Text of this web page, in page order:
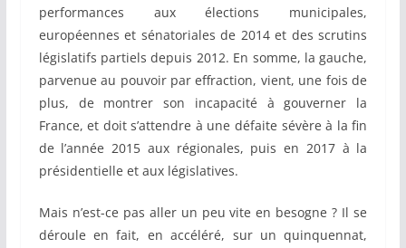
performances aux élections municipales,
européennes et sénatoriales de 2014 et des scrutins
législatifs partiels depuis 2012. En somme, la gauche,
parvenue au pouvoir par effraction, vient, une fois de
plus, de montrer son incapacité à gouverner la
France, et doit s’attendre à une défaite sévère à la fin
de l’année 2015 aux régionales, puis en 2017 à la
présidentielle et aux législatives.
Mais n’est-ce pas aller un peu vite en besogne ? Il se
déroule en fait, en accéléré, sur un quinquennat,